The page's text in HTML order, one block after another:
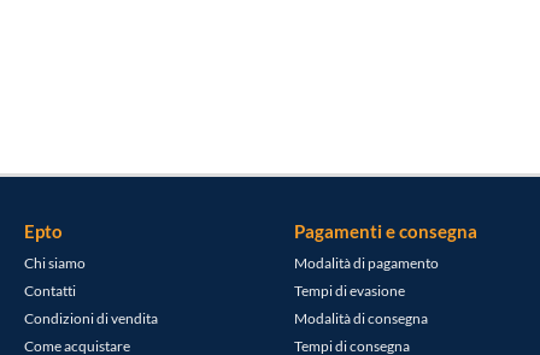
Epto
Chi siamo
Contatti
Condizioni di vendita
Come acquistare
Pagamenti e consegna
Modalità di pagamento
Tempi di evasione
Modalità di consegna
Tempi di consegna